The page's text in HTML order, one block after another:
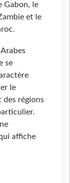
Gabon, le
et le
se
le
des régions
affiche